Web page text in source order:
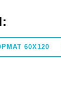
60X120